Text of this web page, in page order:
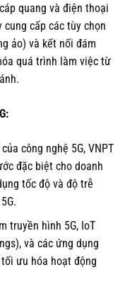
quang và điện thoại
cung cấp các tùy chọn
ảo) và kết nối đám
quá trình làm việc từ
công nghệ 5G, VNPT
đặc biệt cho doanh
tốc độ và độ trễ
truyền hình 5G, IoT
và các ứng dụng
ưu hóa hoạt động